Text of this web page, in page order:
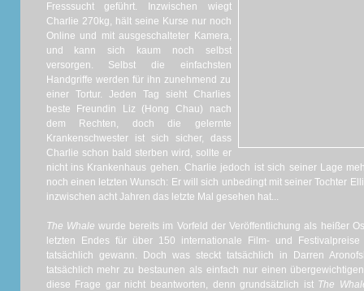
Fresssucht geführt. Inzwischen wiegt
Charlie 270kg, hält seine Kurse nur noch
Online und mit ausgeschalteter Kamera,
und kann sich kaum noch selbst
versorgen. Selbst die einfachsten
Handgriffe werden für ihn zunehmend zu
einer Tortur. Jeden Tag sieht Charlies
beste Freundin Liz (Hong Chau) nach
dem Rechten, doch die gelernte
Krankenschwester ist sich sicher, dass
Charlie schon bald sterben wird, sollte er
nicht ins Krankenhaus gehen. Charlie jedoch ist sich seiner Lage
noch einen letzten Wunsch: Er will sich unbedingt mit seiner Tochter
inzwischen acht Jahren das letzte Mal gesehen hat...
The Whale wurde bereits im Vorfeld der Veröffentlichung als heißer
letzten Endes für über 150 internationale Film- und
tatsächlich gewann. Doch was steckt tatsächlich in Darren
tatsächlich mehr zu bestaunen als einfach nur einen
diese Frage gar nicht beantworten, denn grundsätzlich ist The